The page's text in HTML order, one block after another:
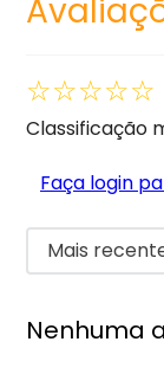
☆☆☆☆☆
Classificação
Faça login
Mais
Nenhuma